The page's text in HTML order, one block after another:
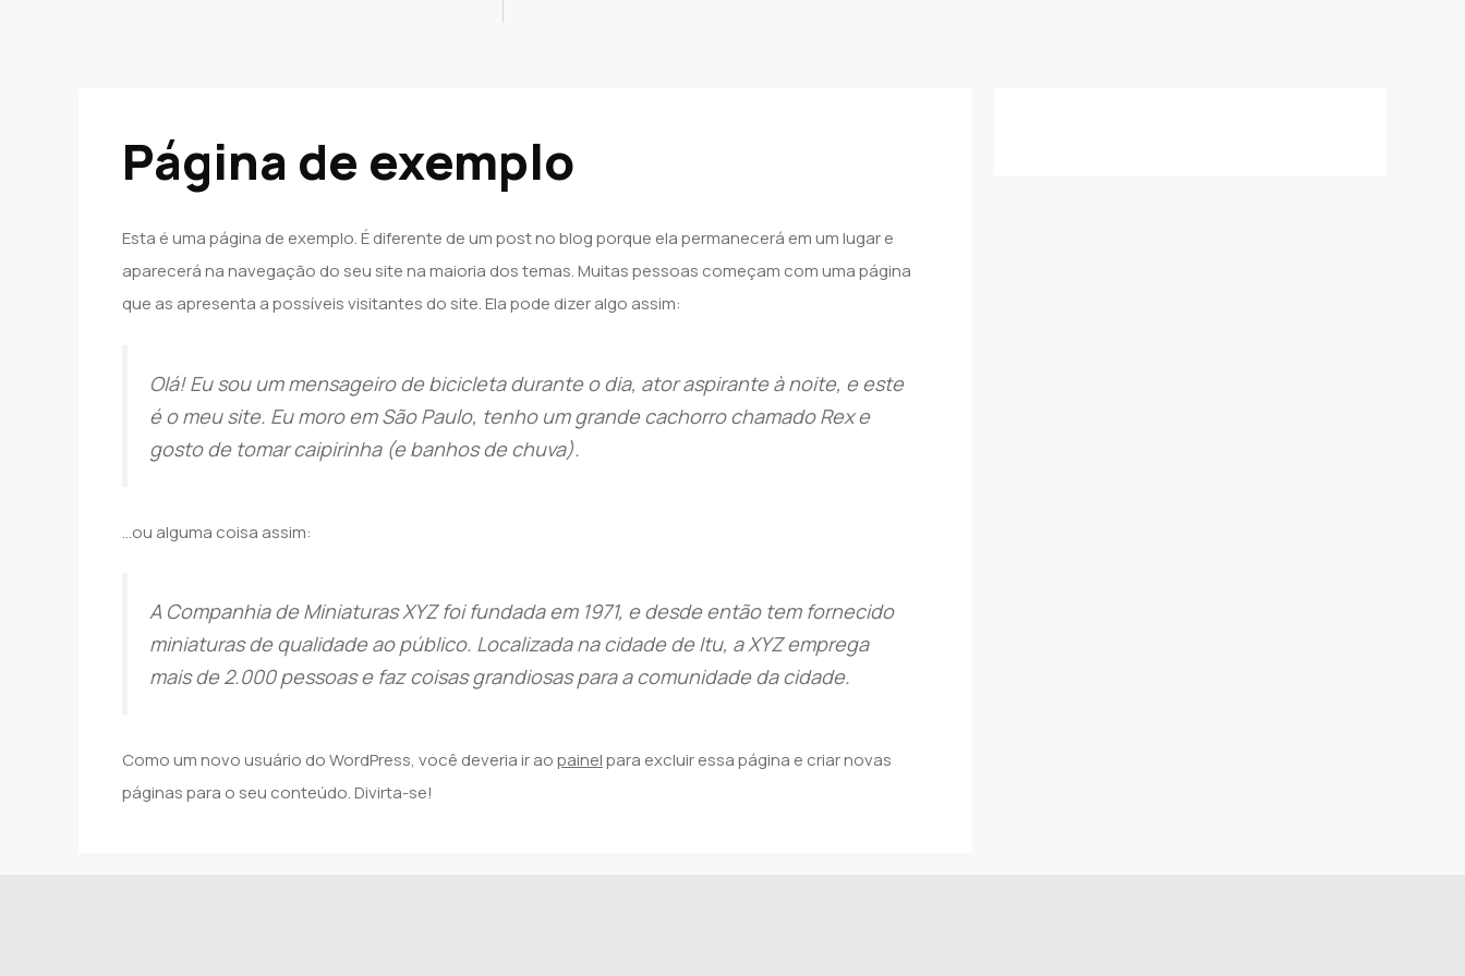
Página de exemplo
Esta é uma página de exemplo. É diferente de um post no blog porque ela permanecerá em um lugar e
aparecerá na navegação do seu site na maioria dos temas. Muitas pessoas começam com uma página
que as apresenta a possíveis visitantes do site. Ela pode dizer algo assim:
Olá! Eu sou um mensageiro de bicicleta durante o dia, ator aspirante à noite, e este
é o meu site. Eu moro em São Paulo, tenho um grande cachorro chamado Rex e
gosto de tomar caipirinha (e banhos de chuva).
…ou alguma coisa assim:
A Companhia de Miniaturas XYZ foi fundada em 1971, e desde então tem fornecido
miniaturas de qualidade ao público. Localizada na cidade de Itu, a XYZ emprega
mais de 2.000 pessoas e faz coisas grandiosas para a comunidade da cidade.
Como um novo usuário do WordPress, você deveria ir aopainelpara excluir essa página e criar novas
páginas para o seu conteúdo. Divirta-se!